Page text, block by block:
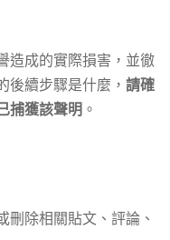
造成的實際損害，並徹
後續步驟是什麼， 請確
捕獲該聲明 。
刪除相關貼文、評論、